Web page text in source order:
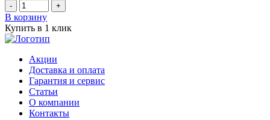
- +
В корзину
Купить в 1 клик
Акции
Доставка и оплата
Гарантия и сервис
Статьи
О компании
Контакты